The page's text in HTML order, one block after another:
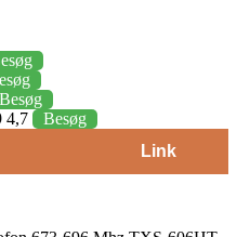
Besøg
4,7
Besøg
Link